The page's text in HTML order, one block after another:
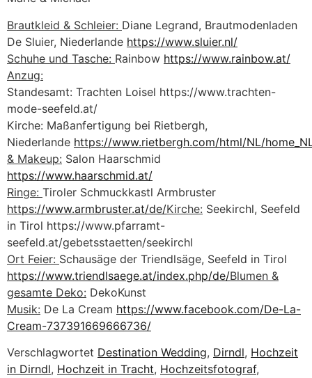
Brautkleid & Schleier: Diane Legrand, Brautmodenladen
De Sluier, Niederlande https://www.sluier.nl/
Schuhe und Tasche: Rainbow https://www.rainbow.at/
Anzug:
Standesamt: Trachten Loisel https://www.trachten-
mode-seefeld.at/
Kirche: Maßanfertigung bei Rietbergh,
Niederlande https://www.rietbergh.com/html/NL/
& Makeup: Salon Haarschmid
https://www.haarschmid.at/
Ringe: Tiroler Schmuckkastl Armbruster
https://www.armbruster.at/de/Kirche: Seekirchl, Seefeld
in Tirol https://www.pfarramt-
seefeld.at/gebetsstaetten/seekirchl
Ort Feier: Schausäge der Triendlsäge, Seefeld in Tirol
https://www.triendlsaege.at/index.php/de/Blumen &
gesamte Deko: DekoKunst
Musik: De La Cream https://www.facebook.com/De-La-
Cream-737391669666736/
Verschlagwortet Destination Wedding, Dirndl, Hochzeit
in Dirndl, Hochzeit in Tracht, Hochzeitsfotograf,